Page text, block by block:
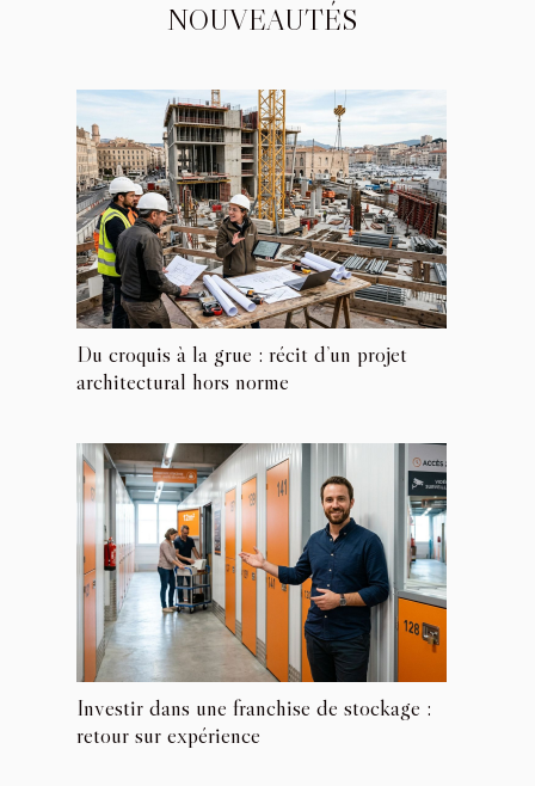
NOUVEAUTÉS
Du croquis à la grue : récit d’un projet
architectural hors norme
Investir dans une franchise de stockage :
retour sur expérience